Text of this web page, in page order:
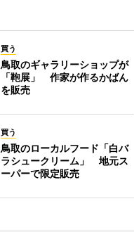
買う
鳥取のギャラリーショップが
「鞄展」 作家が作るかばん
を販売
買う
鳥取のローカルフード「白バ
ラシュークリーム」 地元ス
ーパーで限定販売